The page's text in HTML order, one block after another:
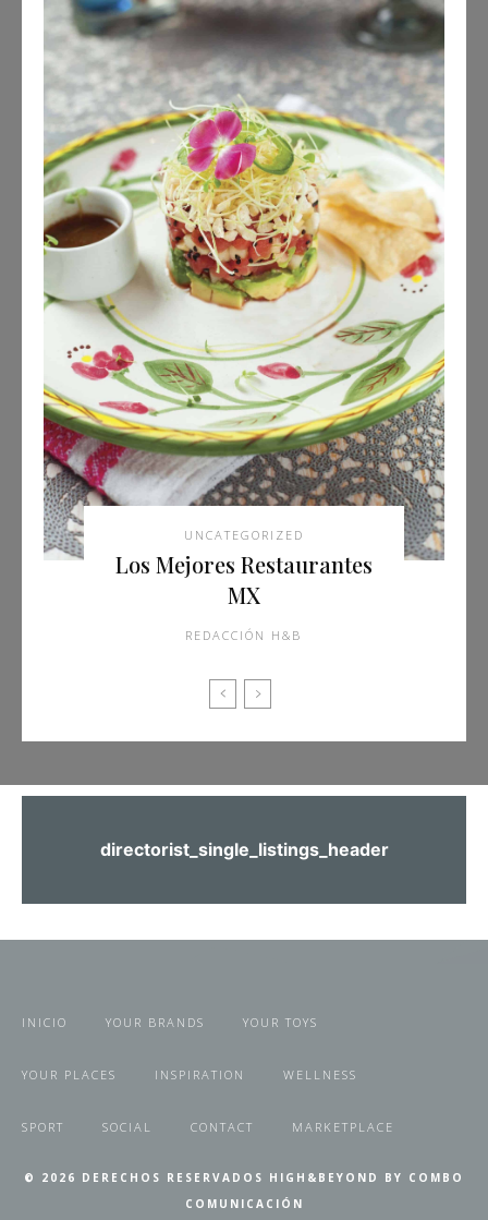
UNCATEGORIZED
Los Mejores Restaurantes
MX
REDACCIÓN H&B
directorist_single_listings_header
INICIO YOUR BRANDS YOUR TOYS
YOUR PLACES INSPIRATION WELLNESS
SPORT SOCIAL CONTACT MARKETPLACE
© 2026 DERECHOS RESERVADOS HIGH&BEYOND BY COMBO
COMUNICACIÓN